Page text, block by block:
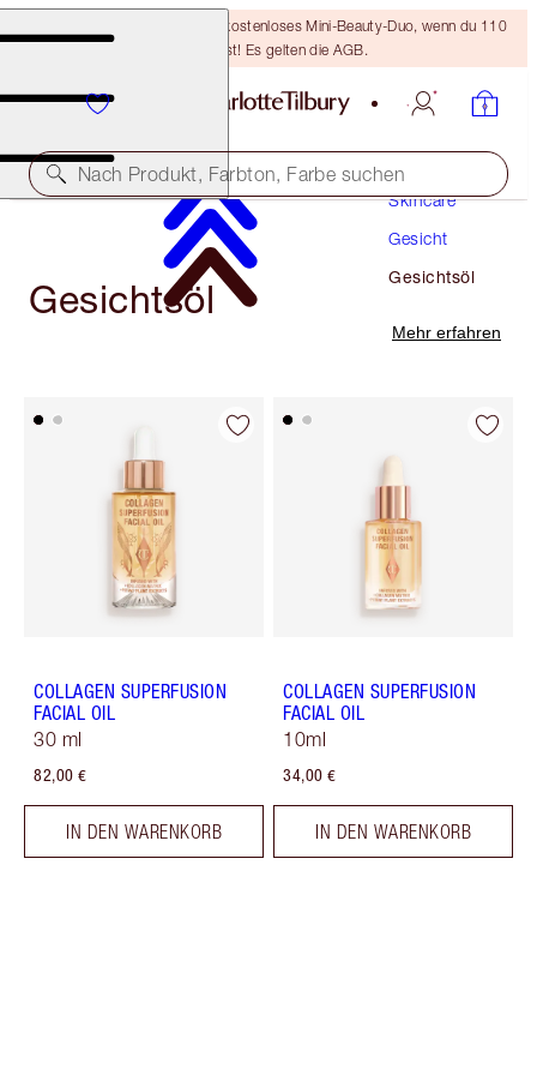
LETZTE CHANCE! Erhalte ein kostenloses Mini-Beauty-Duo, wenn du 110
€ ausgibst! Es gelten die AGB.
Nach Produkt, Farbton, Farbe suchen
Skincare
Gesicht
Gesichtsöl
Gesichtsöl
Mehr erfahren
COLLAGEN SUPERFUSION
FACIAL OIL
30 ml
82,00 €
IN DEN WARENKORB
COLLAGEN SUPERFUSION
FACIAL OIL
10ml
34,00 €
IN DEN WARENKORB